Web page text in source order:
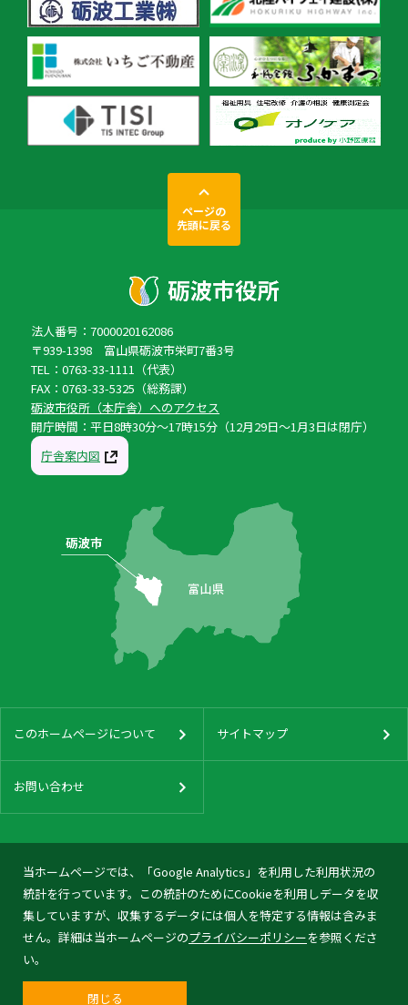
当ホームページでは、「Google Analytics」を利用した利用状況の
統計を行っています。この統計のためにCookieを利用しデータを収
集していますが、収集するデータには個人を特定する情報は含みま
せん。詳細は当ホームページのプライバシーポリシーを参照くださ
い。
閉じる
ページの
先頭に戻る
法人番号：7000020162086
〒939-1398 富山県砺波市栄町7番3号
TEL：0763-33-1111（代表）
FAX：0763-33-5325（総務課）
砺波市役所（本庁舎）へのアクセス
開庁時間：平日8時30分〜17時15分（12月29日〜1月3日は閉庁）
庁舎案内図
このホームページについて サイトマップ
お問い合わせ